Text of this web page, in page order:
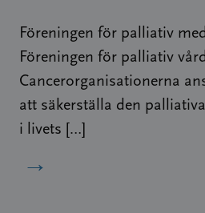
Föreningen för palliativ
Föreningen för palliativ
Cancerorganisationerna
att säkerställa den
i livets […]
→